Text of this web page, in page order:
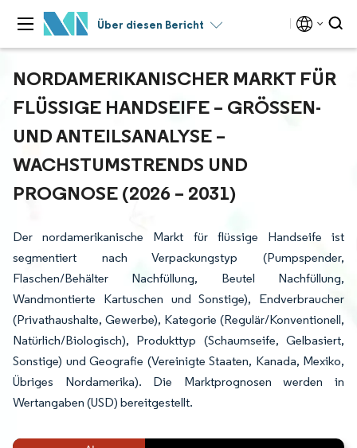
Über diesen Bericht
NORDAMERIKANISCHER MARKT FÜR
FLÜSSIGE HANDSEIFE – GRÖSSEN- U
ND ANTEILSANALYSE – W
ACHSTUMSTRENDS UND P
ROGNOSE (2026 – 2031)
Der nordamerikanische Markt für flüssige Handseife ist
segmentiert nach Verpackungstyp (Pumpspender,
Flaschen/Behälter Nachfüllung, Beutel Nachfüllung,
Wandmontierte Kartuschen und Sonstige), Endverbraucher
(Privathaushalte, Gewerbe), Kategorie (Regulär/Konventionell,
Natürlich/Biologisch), Produkttyp (Schaumseife, Gelbasiert,
Sonstige) und Geografie (Vereinigte Staaten, Kanada, Mexiko,
Übriges Nordamerika). Die Marktprognosen werden in
Wertangaben (USD) bereitgestellt.